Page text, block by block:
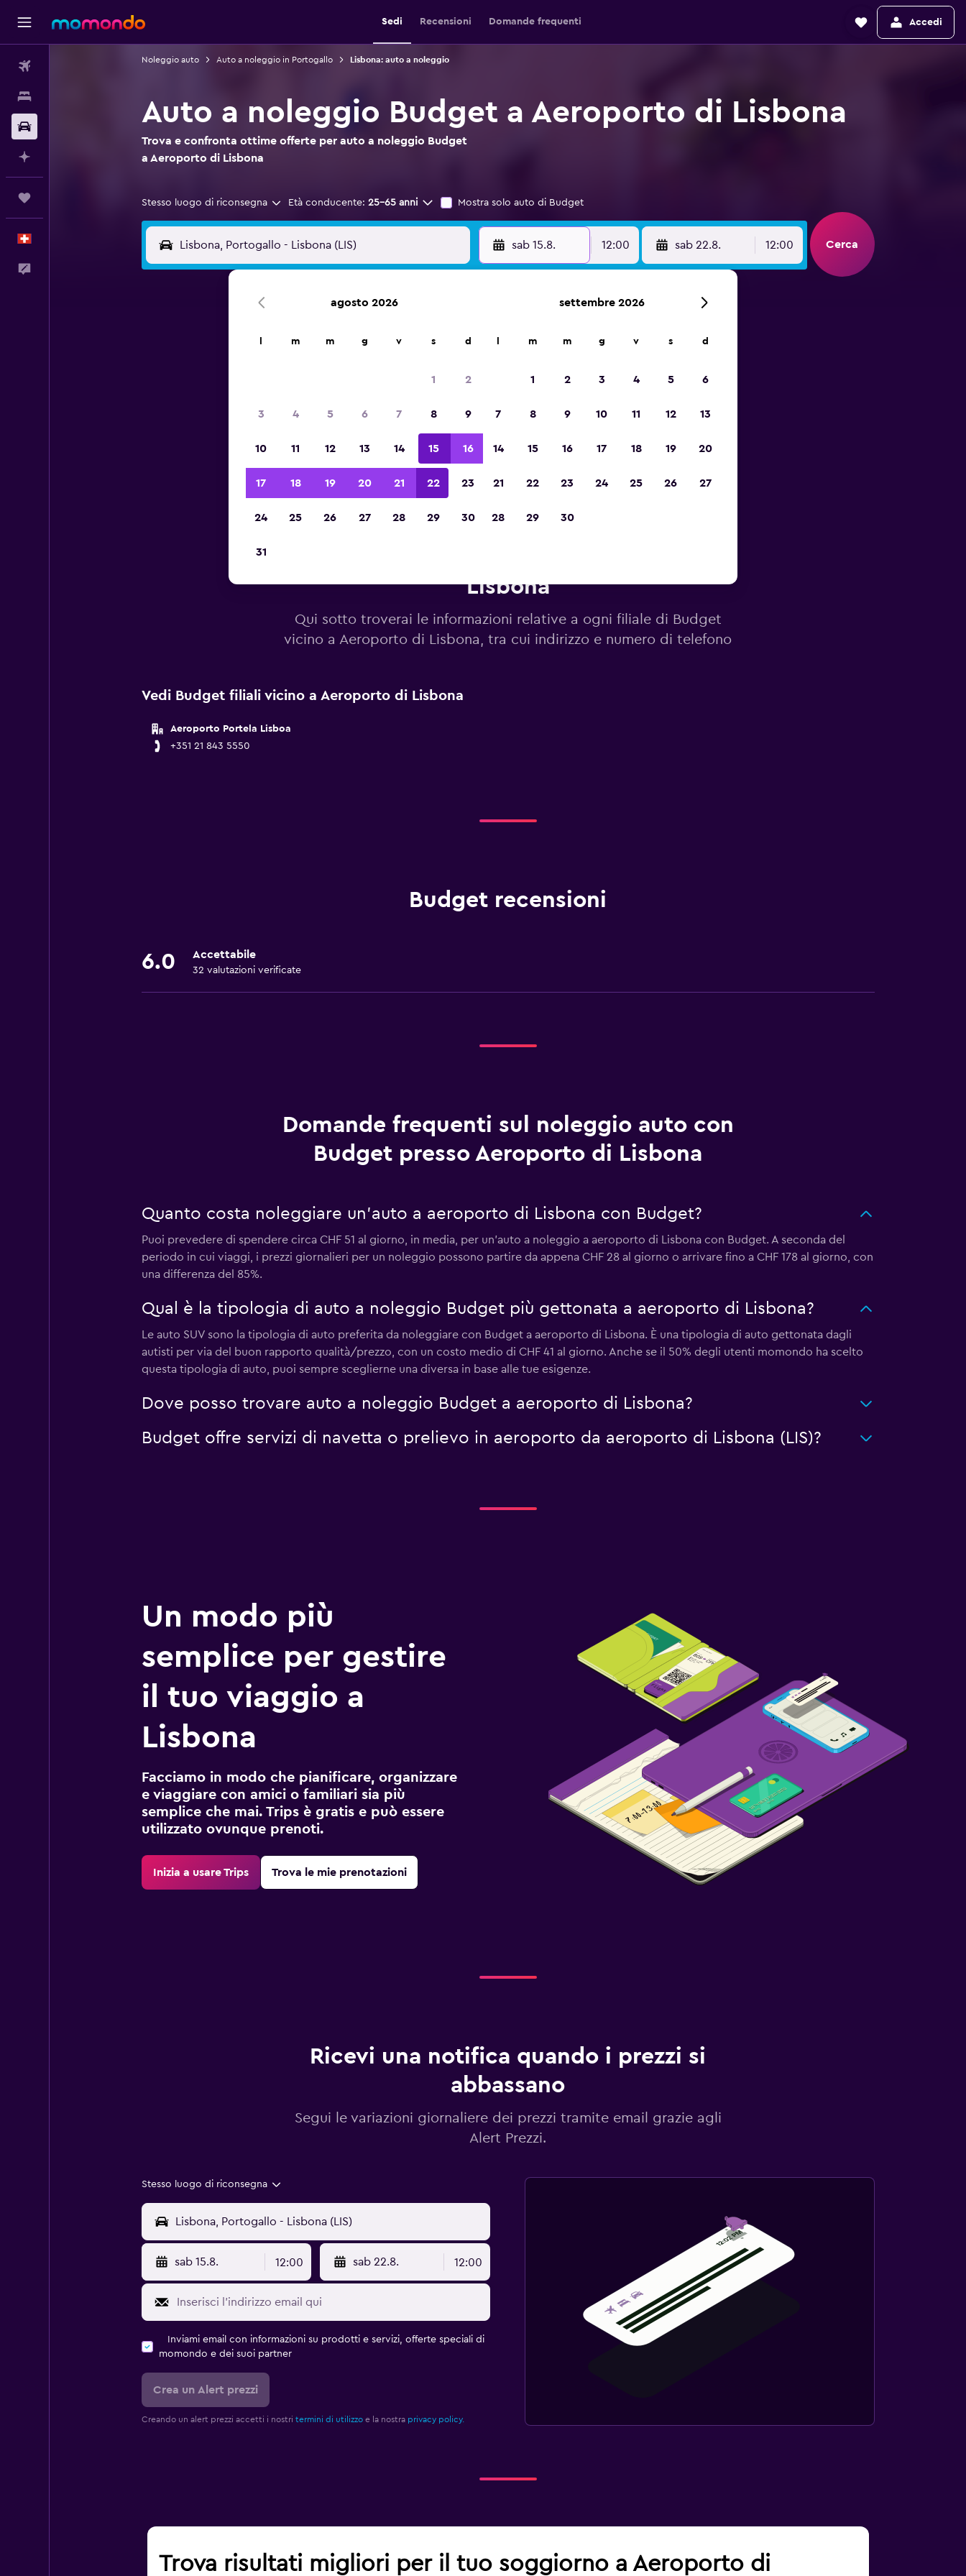
Sedi Recensioni Domande frequenti Accedi
Noleggio auto Auto a noleggio in Portogallo Lisbona: auto a noleggio
Auto a noleggio Budget a Aeroporto di Lisbona
Trova e confronta ottime offerte per auto a noleggio Budget
a Aeroporto di Lisbona
Stesso luogo di riconsegna Età conducente: 25-65 anni Mostra solo auto di Budget
sab 15.8. 12:00 sab 22.8. 12:00 Cerca
d'Europa 2023
Lisbona
Qui sotto troverai le informazioni relative a ogni filiale di Budget
vicino a Aeroporto di Lisbona, tra cui indirizzo e numero di telefono
Vedi Budget filiali vicino a Aeroporto di Lisbona
Aeroporto Portela Lisboa
+351 21 843 5550
Budget recensioni
6.0 Accettabile
32 valutazioni verificate
Domande frequenti sul noleggio auto con
Budget presso Aeroporto di Lisbona
Quanto costa noleggiare un'auto a aeroporto di Lisbona con Budget?
Puoi prevedere di spendere circa CHF 51 al giorno, in media, per un'auto a noleggio a aeroporto di Lisbona con Budget. A seconda del
periodo in cui viaggi, i prezzi giornalieri per un noleggio possono partire da appena CHF 28 al giorno o arrivare fino a CHF 178 al giorno, con
una differenza del 85%.
Qual è la tipologia di auto a noleggio Budget più gettonata a aeroporto di Lisbona?
Le auto SUV sono la tipologia di auto preferita da noleggiare con Budget a aeroporto di Lisbona. È una tipologia di auto gettonata dagli
autisti per via del buon rapporto qualità/prezzo, con un costo medio di CHF 41 al giorno. Anche se il 50% degli utenti momondo ha scelto
questa tipologia di auto, puoi sempre sceglierne una diversa in base alle tue esigenze.
Dove posso trovare auto a noleggio Budget a aeroporto di Lisbona?
Budget offre servizi di navetta o prelievo in aeroporto da aeroporto di Lisbona (LIS)?
Un modo più
semplice per gestire
il tuo viaggio a
Lisbona
Facciamo in modo che pianificare, organizzare
e viaggiare con amici o familiari sia più
semplice che mai. Trips è gratis e può essere
utilizzato ovunque prenoti.
Inizia a usare Trips Trova le mie prenotazioni
Ricevi una notifica quando i prezzi si
abbassano
Segui le variazioni giornaliere dei prezzi tramite email grazie agli
Alert Prezzi.
Stesso luogo di riconsegna
sab 15.8. 12:00 sab 22.8. 12:00
Inviami email con informazioni su prodotti e servizi, offerte speciali di
momondo e dei suoi partner
Crea un Alert prezzi
Creando un alert prezzi accetti i nostri termini di utilizzoe la nostra privacy policy.
Trova risultati migliori per il tuo soggiorno a Aeroporto di
agosto 2026
m m g v s d
1 2
3 4 5 6 7 8 9
10 11 12 13 14 15 16
17 18 19 20 21 22 23
24 25 26 27 28 29 30
31
settembre 2026
m m g v s d
1 2 3 4 5 6
7 8 9 10 11 12 13
14 15 16 17 18 19 20
21 22 23 24 25 26 27
28 29 30